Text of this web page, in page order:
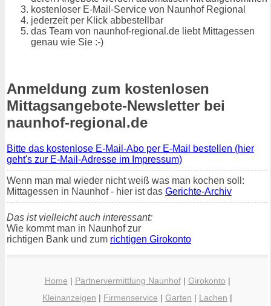
kostenloser E-Mail-Service von Naunhof Regional
jederzeit per Klick abbestellbar
das Team von naunhof-regional.de liebt Mittagessen
genau wie Sie :-)
Anmeldung zum kostenlosen
Mittagsangebote-Newsletter bei
naunhof-regional.de
Bitte das kostenlose E-Mail-Abo per E-Mail bestellen (hier
geht's zur E-Mail-Adresse im Impressum)
Wenn man mal wieder nicht weiß was man kochen soll:
Mittagessen in Naunhof - hier ist das Gerichte-Archiv
Das ist vielleicht auch interessant:
Wie kommt man in Naunhof zur
richtigen Bank und zum richtigen Girokonto
Home | Partnervermittlung Naunhof| Girokonto |
Kleinanzeigen | Firmenservice | Garten | Lachen |